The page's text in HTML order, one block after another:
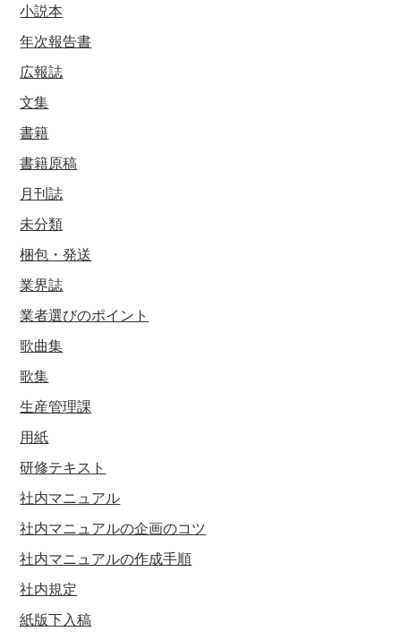
小説本
年次報告書
広報誌
文集
書籍
書籍原稿
月刊誌
未分類
梱包・発送
業界誌
業者選びのポイント
歌曲集
歌集
生産管理課
用紙
研修テキスト
社内マニュアル
社内マニュアルの企画のコツ
社内マニュアルの作成手順
社内規定
紙版下入稿